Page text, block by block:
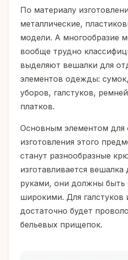
По материалу
металлические,
модели. А многообразие
вообще трудно
выделяют вешалки для
элементов одежды:
уборов, галстуков,
платков.
Основным элементом для
изготовления этого
станут разнообразные
изготавливается
руками, они должны быть
широкими. Для галстуков
достаточно будет
бельевых прищепок.